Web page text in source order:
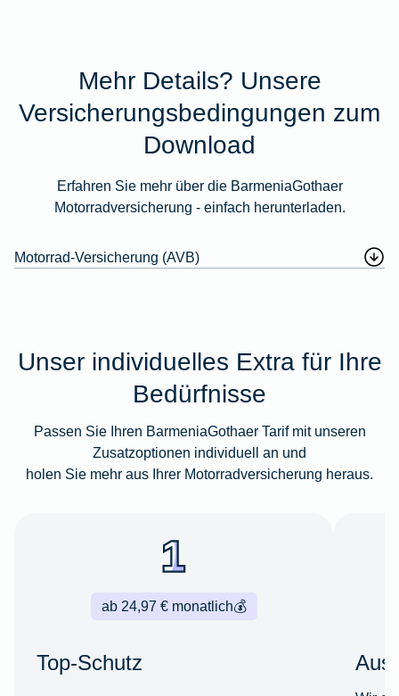
Mehr Details? Unsere
Versicherungsbedingungen zum
Download
Erfahren Sie mehr über die BarmeniaGothaer
Motorradversicherung - einfach herunterladen.
Motorrad-Versicherung (AVB)
Unser individuelles Extra für Ihre
Bedürfnisse
Passen Sie Ihren BarmeniaGothaer Tarif mit unseren
Zusatzoptionen individuell an und
holen Sie mehr aus Ihrer Motorradversicherung heraus.
💰
ab 24,97 € monatlich
Top-Schutz